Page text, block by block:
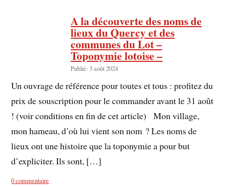
A la découverte des noms de
lieux du Quercy et des
communes du Lot –
Toponymie lotoise –
Publié: 3 août 2024
Un ouvrage de référence pour toutes et tous : profitez du
prix de souscription pour le commander avant le 31 août
! (voir conditions en fin de cet article) Mon village,
mon hameau, d’où lui vient son nom ? Les noms de
lieux ont une histoire que la toponymie a pour but
d’expliciter. Ils sont, […]
0 commentaire